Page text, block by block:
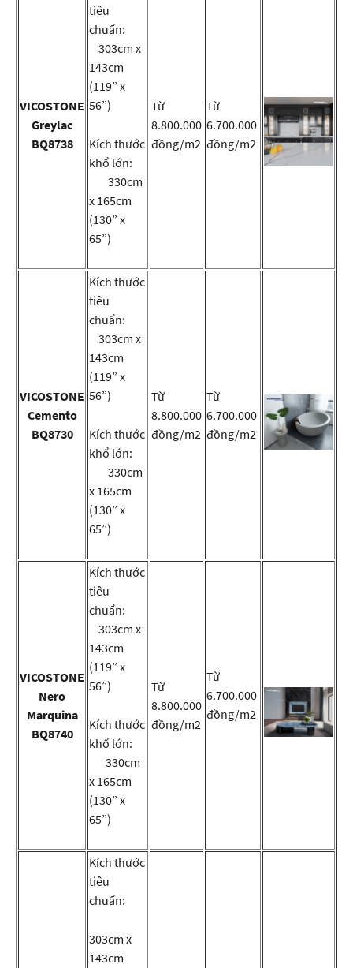
VICOSTONE
Greylac
BQ8738
tiêu
chuẩn:
303cm x
143cm
(119” x
56”)
Kích thước
khổ lớn:
330cm
x 165cm
(130” x
65”)
Từ
8.800.000
đồng/m2
Từ
6.700.000
đồng/m2
VICOSTONE
Cemento
BQ8730
Kích thước
tiêu
chuẩn:
303cm x
143cm
(119” x
56”)
Kích thước
khổ lớn:
330cm
x 165cm
(130” x
65”)
Từ
8.800.000
đồng/m2
Từ
6.700.000
đồng/m2
VICOSTONE
Nero
Marquina
BQ8740
Kích thước
tiêu
chuẩn:
303cm x
143cm
(119” x
56”)
Kích thước
khổ lớn:
330cm
x 165cm
(130” x
65”)
Từ
8.800.000
đồng/m2
Từ
6.700.000
đồng/m2
Kích thước
tiêu
chuẩn:
303cm x
143cm